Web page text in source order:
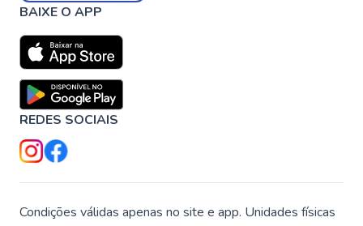
BAIXE O APP
REDES SOCIAIS
Condições válidas apenas no site e app. Unidades físicas